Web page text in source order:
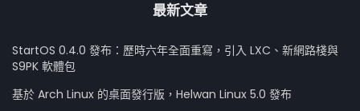
最新文章
StartOS 0.4.0 發布：歷時六年全面重寫，引入 LXC、新網路棧與
S9PK 軟體包
基於 Arch Linux 的桌面發行版，Helwan Linux 5.0 發布